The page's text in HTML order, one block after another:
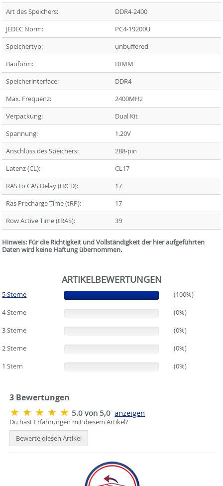
Art des Speichers:
DDR4-2400
JEDEC Norm:
PC4-19200U
Speichertyp:
unbuffered
Bauform:
DIMM
Speicherinterface:
DDR4
Max. Frequenz:
2400MHz
Verpackung:
Dual Kit
Spannung:
1.20V
Anschluss des Speichers:
288-pin
Latenz (CL):
CL17
RAS to CAS Delay (tRCD):
17
Ras Precharge Time (tRP):
17
Row Active Time (tRAS):
39
Hinweis: Für die Richtigkeit und Vollständigkeit der hier aufgeführten
Daten wird keine Haftung übernommen.
ARTIKELBEWERTUNGEN
5 Sterne (100%)
(100%)
4 Sterne
(0%)
3 Sterne
(0%)
2 Sterne
(0%)
1 Stern
(0%)
3 Bewertungen
5.0 von 5,0 anzeigen
Du hast Erfahrungen mit diesem Artikel?
Bewerte diesen Artikel